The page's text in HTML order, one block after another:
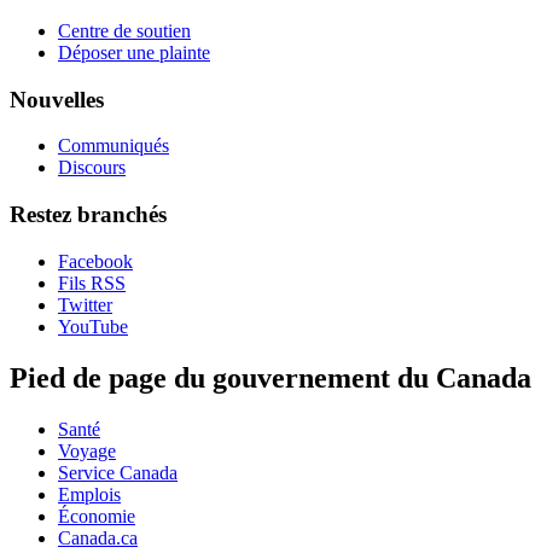
Centre de soutien
Déposer une plainte
Nouvelles
Communiqués
Discours
Restez branchés
Facebook
Fils RSS
Twitter
YouTube
Pied de page du gouvernement du Canada
Santé
Voyage
Service Canada
Emplois
Économie
Canada.ca